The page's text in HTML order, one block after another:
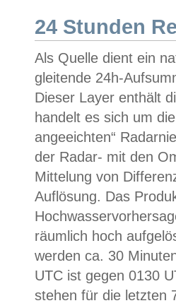
24 Stunden
Als Quelle dient ein
gleitende 24h-
Dieser Layer enthält
handelt es sich um
angeeichten“
der Radar- mit den
Mittelung von
Auflösung. Das
räumlich hoch
werden ca. 30
UTC ist gegen 0130
stehen für die letzten